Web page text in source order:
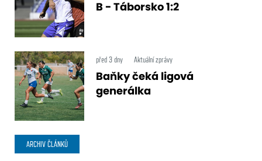
B - Táborsko 1:2
před 3 dny Aktuální zprávy
Baňky čeká ligová
generálka
ARCHIV ČLÁNKŮ